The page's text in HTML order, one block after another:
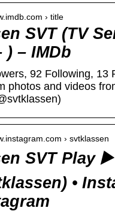
› title
SVT (TV
) – IMDb
92 Following, 13
photos and videos
› svtklassen
SVT Play ▶️
•